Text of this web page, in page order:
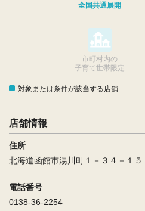
全国共通展開
市町村内の
子育て世帯限定
対象または条件が該当する店舗
店舗情報
住所
北海道函館市湯川町１－３４－１５
電話番号
0138-36-2254